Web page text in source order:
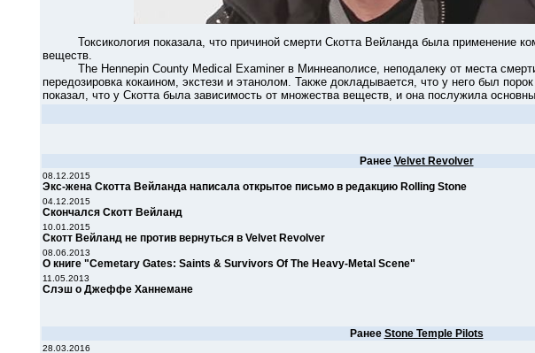
Токсикология показала, что причиной смерти Скотта Вейланда была применение
веществ.
The Hennepin County Medical Examiner в Миннеаполисе, неподалеку от места
передозировка кокаином, экстези и этанолом. Также докладывается, что у него был
показал, что у Скотта была зависимость от множества веществ, и она послужила
Ранее Velvet Revolver
08.12.2015
Экс-жена Скотта Вейланда написала открытое письмо в редакцию Rolling Stone
04.12.2015
Скончался Скотт Вейланд
10.01.2015
Скотт Вейланд не против вернуться в Velvet Revolver
08.06.2013
О книге "Cemetary Gates: Saints & Survivors Of The Heavy-Metal Scene"
11.05.2013
Слэш о Джеффе Ханнемане
Ранее Stone Temple Pilots
28.03.2016